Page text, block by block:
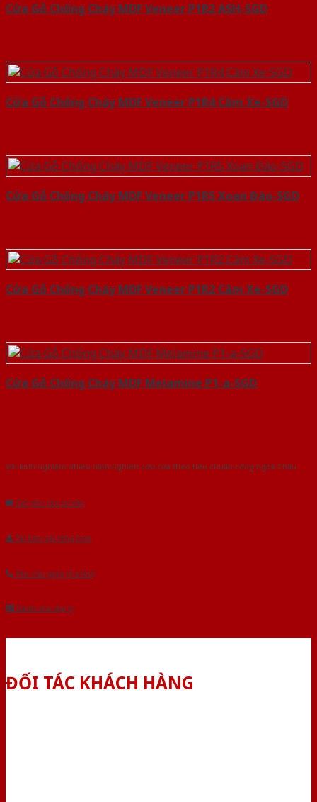
Cửa Gỗ Chống Cháy MDF Veneer P1R2 ASH-SGD
Cửa Gỗ Chống Cháy MDF Veneer P1R4 Căm Xe-SGD
Cửa Gỗ Chống Cháy MDF Veneer P1R5 Xoan Đào-SGD
Cửa Gỗ Chống Cháy MDF Veneer P1R2 Căm Xe-SGD
Cửa Gỗ Chống Cháy MDF Melamine P1-a-SGD
Với kinh nghiệm nhiêu năm nghiên cứu cửa theo tiêu chuẩn công nghệ Châu
Gửi yêu cầu tư vấn
Tải báo giá tổng hợp
Yêu cầu gọi lại (3 phút)
Dành cho đại lý
ĐỐI TÁC KHÁCH HÀNG